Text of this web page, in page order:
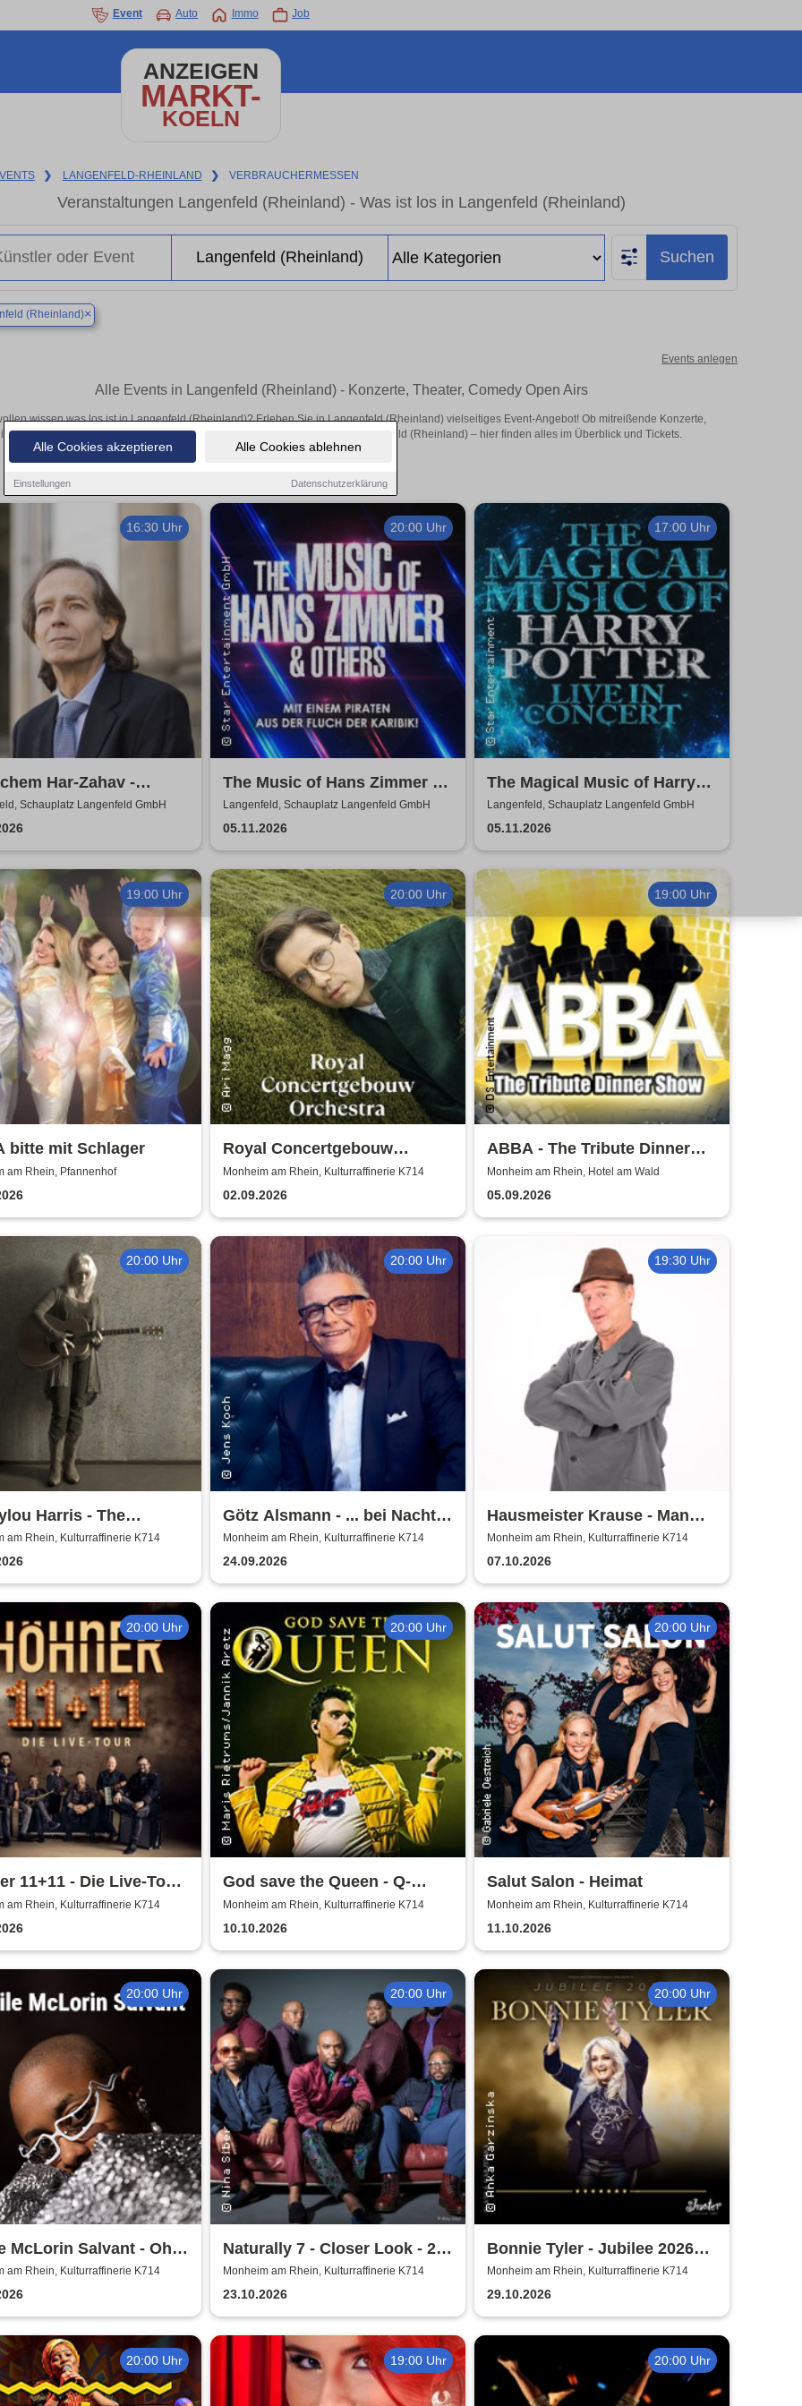
Alle Cookies akzeptieren Alle Cookies ablehnen
Einstellungen Datenschutzerklärung
Event Auto Immo Job
ANZEIGEN
MARKT-
KOELN
❯ LANGENFELD-RHEINLAND ❯ VERBRAUCHERMESSEN
Veranstaltungen Langenfeld (Rheinland) - Was ist los in Langenfeld (Rheinland)
Suchen
(Rheinland)×
Events anlegen
Alle Events in Langenfeld (Rheinland) - Konzerte, Theater, Comedy Open Airs
wissen was los ist in Langenfeld (Rheinland)? Erleben Sie in Langenfeld (Rheinland) vielseitiges Event-Angebot! Ob mitreißende Konzerte,
inspirierende Theateraufführungen oder aufregende Veranstaltungen in Langenfeld (Rheinland) – hier finden alles im Überblick und Tickets.
16:30 Uhr
Har-Zahav -
der romantischen
/
Schauplatz Langenfeld GmbH
20:00 Uhr
The Music of Hans Zimmer &
Others - A Celebration of Film
Music
Langenfeld, Schauplatz Langenfeld GmbH
05.11.2026
17:00 Uhr
The Magical Music of Harry
Potter - Live in Concert
Langenfeld, Schauplatz Langenfeld GmbH
05.11.2026
19:00 Uhr
bitte mit Schlager
am Rhein, Pfannenhof
20:00 Uhr
Royal Concertgebouw
Orchestra | Víkingur Ólafsson
Monheim am Rhein, Kulturraffinerie K714
02.09.2026
19:00 Uhr
ABBA - The Tribute Dinner
Show
Monheim am Rhein, Hotel am Wald
05.09.2026
20:00 Uhr
Harris - The
Farewell Tour
am Rhein, Kulturraffinerie K714
20:00 Uhr
Götz Alsmann - ... bei Nacht
...
Monheim am Rhein, Kulturraffinerie K714
24.09.2026
19:30 Uhr
Hausmeister Krause - Man
lebt nur zweimal
Monheim am Rhein, Kulturraffinerie K714
07.10.2026
20:00 Uhr
11+11 - Die Live-Tour
am Rhein, Kulturraffinerie K714
20:00 Uhr
God save the Queen - Q-
Revival Band
Monheim am Rhein, Kulturraffinerie K714
10.10.2026
20:00 Uhr
Salut Salon - Heimat
Monheim am Rhein, Kulturraffinerie K714
11.10.2026
20:00 Uhr
McLorin Salvant - Oh
Germany 2026
am Rhein, Kulturraffinerie K714
20:00 Uhr
Naturally 7 - Closer Look - 25
Years of Naturally 7
Monheim am Rhein, Kulturraffinerie K714
23.10.2026
20:00 Uhr
Bonnie Tyler - Jubilee 2026
Tournee
Monheim am Rhein, Kulturraffinerie K714
29.10.2026
20:00 Uhr 19:00 Uhr 20:00 Uhr